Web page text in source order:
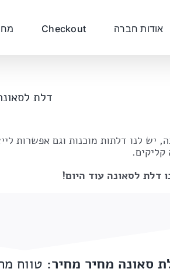
אודות חברה Checkout
דלת
יש לנו דלתות מוכנות וגם אפשרות
דלת לסאונה עוד היום!
סאונה מחיר מחיר: טווח